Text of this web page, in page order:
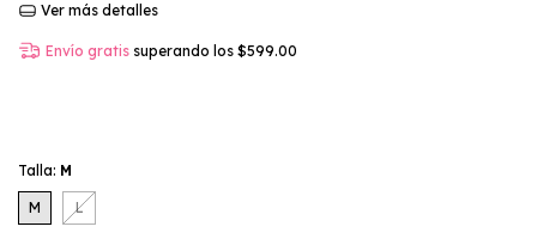
Ver más detalles
Envío gratis superando los $599.00
Talla: M
M L